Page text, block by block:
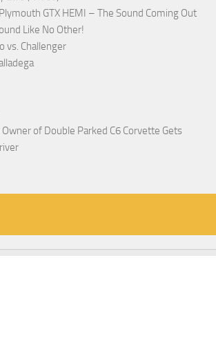
GTX HEMI – The Sound Coming Out
Like No Other!
vs. Challenger
Owner of Double Parked C6 Corvette Gets